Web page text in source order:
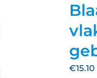
€15.10